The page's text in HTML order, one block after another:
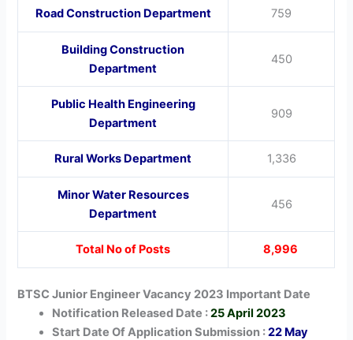
Road Construction Department 759
Building Construction
Department
450
Public Health Engineering
Department
909
Rural Works Department 1,336
Minor Water Resources
Department
456
Total No of Posts 8,996
BTSC Junior Engineer Vacancy 2023 Important Date
Notification Released Date :25 April 2023
Start Date Of Application Submission :22 May